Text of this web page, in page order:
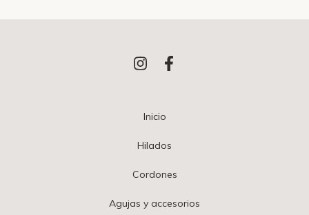
Inicio
Hilados
Cordones
Agujas y accesorios